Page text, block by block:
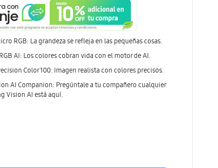
RGB: La grandeza se refleja en las pequeñas cosas.
AI: Los colores cobran vida con el motor de AI.
Color 100: Imagen realista con colores precisos.
AI Companion: Pregúntale a tu compañero cualquier
Vision AI está aquí.